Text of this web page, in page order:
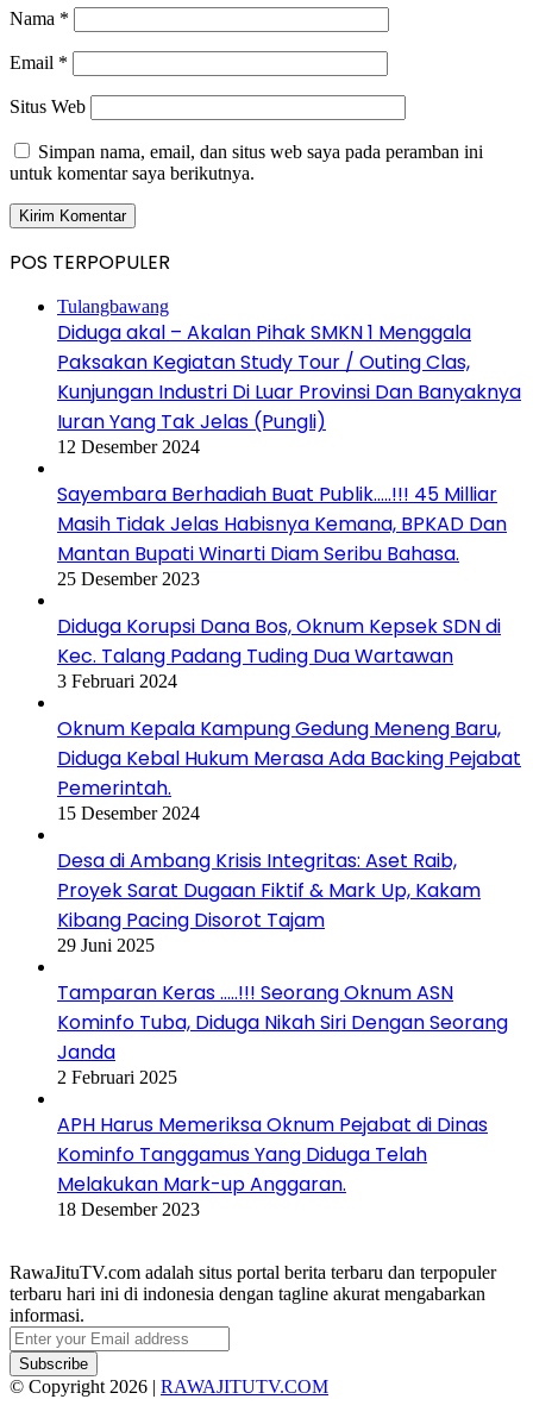
Nama *
Email *
Situs Web
Simpan nama, email, dan situs web saya pada peramban ini
untuk komentar saya berikutnya.
POS TERPOPULER
Tulangbawang
Diduga akal – Akalan Pihak SMKN 1 Menggala
Paksakan Kegiatan Study Tour / Outing Clas,
Kunjungan Industri Di Luar Provinsi Dan Banyaknya
Iuran Yang Tak Jelas (Pungli)
12 Desember 2024
Sayembara Berhadiah Buat Publik…..!!! 45 Milliar
Masih Tidak Jelas Habisnya Kemana, BPKAD Dan
Mantan Bupati Winarti Diam Seribu Bahasa.
25 Desember 2023
Diduga Korupsi Dana Bos, Oknum Kepsek SDN di
Kec. Talang Padang Tuding Dua Wartawan
3 Februari 2024
Oknum Kepala Kampung Gedung Meneng Baru,
Diduga Kebal Hukum Merasa Ada Backing Pejabat
Pemerintah.
15 Desember 2024
Desa di Ambang Krisis Integritas: Aset Raib,
Proyek Sarat Dugaan Fiktif & Mark Up, Kakam
Kibang Pacing Disorot Tajam
29 Juni 2025
Tamparan Keras …..!!! Seorang Oknum ASN
Kominfo Tuba, Diduga Nikah Siri Dengan Seorang
Janda
2 Februari 2025
APH Harus Memeriksa Oknum Pejabat di Dinas
Kominfo Tanggamus Yang Diduga Telah
Melakukan Mark-up Anggaran.
18 Desember 2023
RawaJituTV.com adalah situs portal berita terbaru dan terpopuler
terbaru hari ini di indonesia dengan tagline akurat mengabarkan
informasi.
Enter
your
Email
address
© Copyright 2026 | RAWAJITUTV.COM